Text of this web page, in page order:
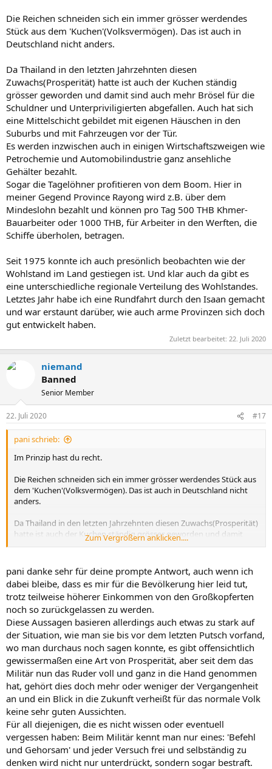
Und genau das bringt uns dann zu der Frage: Wie entsteht denn
Geld?
Oh Wunder, Geld entsteht durch Kredit, also Schulden, wie wir
Wikipedia
Zitat: "
Die Geldschöpfung ist die Schaffung neuen Geldes. Buch- oder
Giralgeld wird von privaten, genossenschaftlichen oder öffentlich-
rechtlichen Geschäftsbanken für deren Kunden bei der Kreditvergabe
oder beim Ankauf von Vermögenswerten erzeugt. Bargeld wird
hingegen als Teil der Geldbasis (auch Zentralbankgeld genannt) von
einer Zentralbank zunächst für die Geschäftsbanken in ähnlichen
Vorgängen geschaffen. Bargeld gelangt nur in öffentlichen Umlauf,
wenn vorhandenes Buchgeld von Kunden einer Geschäftsbank am
Schalter oder Geldautomaten abgehoben, also in Bargeld
umgetauscht wird.
Die Buchgeldschöpfung geht der Schöpfung von Zentralbankgeld
voraus. Die Buchgeldmenge übersteigt die Zentralbankgeldmenge ca.
um das Zehnfache."
Also sieht es offensichtlich doch wohl so aus, das der immense
Reichtum hier im Lande im Wesentlichen auf den Schulden der
kleinen Leute basiert und somit auf Sand gebaut ist, oder liege ich
Ich bin sehr gespannt auf deine Erläuterungen, die mich (und
vielleicht auch andere) erhellen mögen, vielen Dank schon im
Voraus.
Die Reichen schneiden sich ein immer grösser werdendes
Stück aus dem 'Kuchen'(Volksvermögen). Das ist auch in
Deutschland nicht anders.
Da Thailand in den letzten Jahrzehnten diesen
Zuwachs(Prosperität) hatte ist auch der Kuchen ständig
grösser geworden und damit sind auch mehr Brösel für die
Schuldner und Unterpriviligierten abgefallen. Auch hat sich
eine Mittelschicht gebildet mit eigenen Häuschen in den
Suburbs und mit Fahrzeugen vor der Tür.
Es werden inzwischen auch in einigen Wirtschaftszweigen wie
Petrochemie und Automobilindustrie ganz ansehliche
Gehälter bezahlt.
Sogar die Tagelöhner profitieren von dem Boom. Hier in
meiner Gegend Province Rayong wird z.B. über dem
Mindeslohn bezahlt und können pro Tag 500 THB Khmer-
Bauarbeiter oder 1000 THB, für Arbeiter in den Werften, die
Schiffe überholen, betragen.
Seit 1975 konnte ich auch presönlich beobachten wie der
Wohlstand im Land gestiegen ist. Und klar auch da gibt es
eine unterschiedliche regionale Verteilung des Wohlstandes.
Letztes Jahr habe ich eine Rundfahrt durch den Isaan gemacht
und war erstaunt darüber, wie auch arme Provinzen sich doch
gut entwickelt haben.
Zuletzt bearbeitet: 22. Juli 2020
niemand
Banned
Senior Member
22. Juli 2020 #17
pani schrieb:
Im Prinzip hast du recht.
Die Reichen schneiden sich ein immer grösser werdendes Stück aus
dem 'Kuchen'(Volksvermögen). Das ist auch in Deutschland nicht
anders.
Da Thailand in den letzten Jahrzehnten diesen Zuwachs(Prosperität)
hatte ist auch der Kuchen ständig grösser geworden und damit
sind auch mehr Brösel für die Schuldner und Unterpriviligierten
Häuschen in den Suburbs und mit Fahrzeugen vor der Tür.
Es werden inzwischen auch in einigen Wirtschaftszweigen wie
Petrochemie und Automobilindustrie ganz ansehliche Gehälter
bezahlt.
Sogar die Tagelöhner profitieren von dem Boom. Hier in meiner
Gegend Province Rayong wird z.B. über dem Mindeslohn bezahlt
und können pro Tag 500 THB Khmer-Bauarbeiter oder 1000 THB, für
Arbeiter in den Werften, die Schiffe überholen, betragen.
Seit 1975 konnte ich auch presönlich beobachten wie der
Wohlstand im Land gestiegen ist. Und klar auch da gibt es eine
unterschiedliche regionale Verteilung des Wohlstandes. Letztes Jahr
habe ich eine Rundfahrt durch den Isaan gemacht und war erstaunt
darüber, wie auch arme Provinzen sich doch gut entwickelt haben.
Zum Vergrößern anklicken....
pani danke sehr für deine prompte Antwort, auch wenn ich
dabei bleibe, dass es mir für die Bevölkerung hier leid tut,
trotz teilweise höherer Einkommen von den Großkopferten
noch so zurückgelassen zu werden.
Diese Aussagen basieren allerdings auch etwas zu stark auf
der Situation, wie man sie bis vor dem letzten Putsch vorfand,
wo man durchaus noch sagen konnte, es gibt offensichtlich
gewissermaßen eine Art von Prosperität, aber seit dem das
Militär nun das Ruder voll und ganz in die Hand genommen
hat, gehört dies doch mehr oder weniger der Vergangenheit
an und ein Blick in die Zukunft verheißt für das normale Volk
keine sehr guten Aussichten.
Für all diejenigen, die es nicht wissen oder eventuell
vergessen haben: Beim Militär kennt man nur eines: 'Befehl
und Gehorsam' und jeder Versuch frei und selbständig zu
denken wird nicht nur unterdrückt, sondern sogar bestraft.